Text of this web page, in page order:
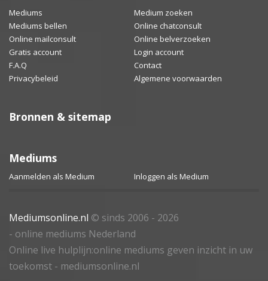
Mediums
Medium zoeken
Mediums bellen
Online chatconsult
Online mailconsult
Online belverzoeken
Gratis account
Login account
F.A.Q
Contact
Privacybeleid
Algemene voorwaarden
Bronnen & sitemap
Mediums
Aanmelden als Medium Inloggen als Medium
Mediumsonline.nl © sinds 2006 - 2026
- online mediums Nederland
Online live hulplijn:online mediums geven inzicht in uw
toekomst - mediumsonline.nl